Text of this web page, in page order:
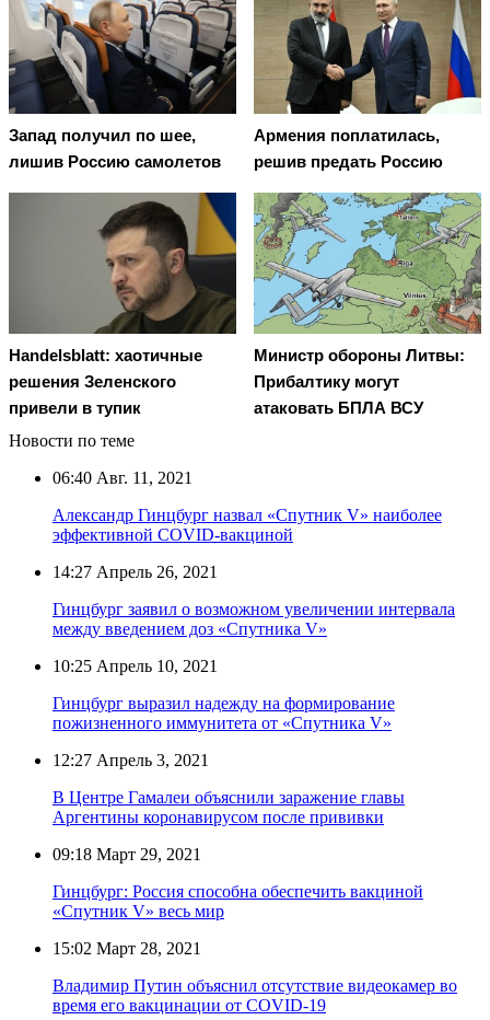
Запад получил по шее,
лишив Россию самолетов
Армения поплатилась,
решив предать Россию
Handelsblatt: хаотичные
решения Зеленского
привели в тупик
Министр обороны Литвы:
Прибалтику могут
атаковать БПЛА ВСУ
Новости по теме
06:40 Авг. 11, 2021
Александр Гинцбург назвал «Спутник V» наиболее
эффективной COVID-вакциной
14:27 Апрель 26, 2021
Гинцбург заявил о возможном увеличении интервала
между введением доз «Спутника V»
10:25 Апрель 10, 2021
Гинцбург выразил надежду на формирование
пожизненного иммунитета от «Спутника V»
12:27 Апрель 3, 2021
В Центре Гамалеи объяснили заражение главы
Аргентины коронавирусом после прививки
09:18 Март 29, 2021
Гинцбург: Россия способна обеспечить вакциной
«Спутник V» весь мир
15:02 Март 28, 2021
Владимир Путин объяснил отсутствие видеокамер во
время его вакцинации от COVID-19